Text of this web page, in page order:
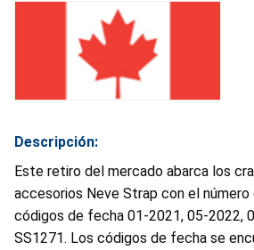
Descripción:
Este retiro del mercado abarca los
accesorios Neve Strap con el
códigos de fecha 01-2021, 05-2022,
SS1271. Los códigos de fecha se